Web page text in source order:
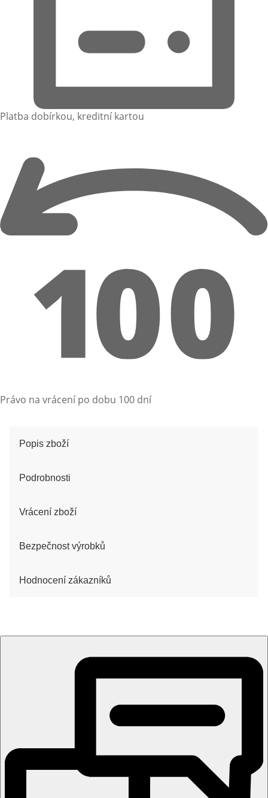
Platba dobírkou, kreditní kartou
Právo na vrácení po dobu 100 dní
Popis zboží
Podrobnosti
Vrácení zboží
Bezpečnost výrobků
Hodnocení zákazníků